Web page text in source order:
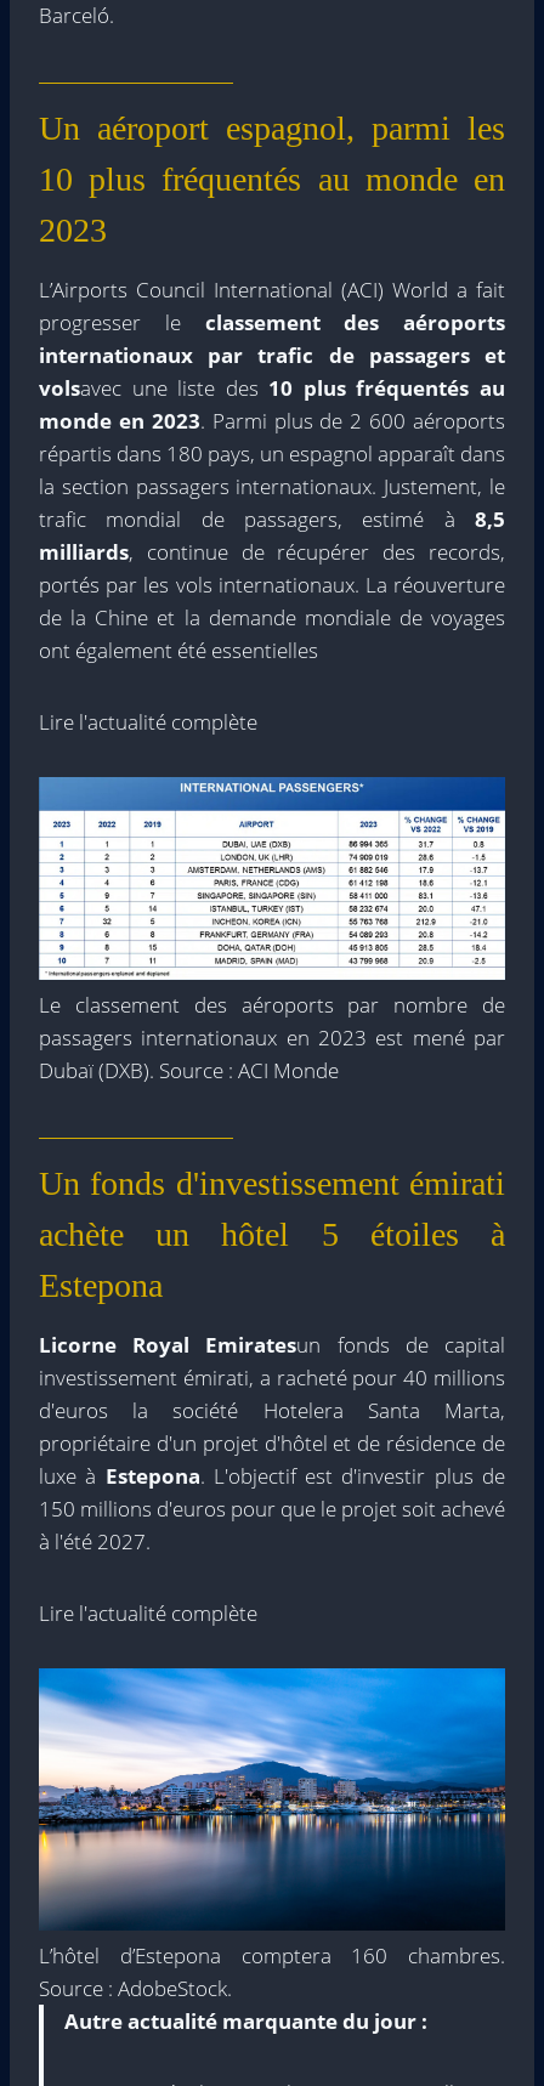
Barceló.
Un aéroport espagnol, parmi les
10 plus fréquentés au monde en
2023
L’Airports Council International (ACI) World a fait
progresser le classement des aéroports
internationaux par trafic de passagers et
volsavec une liste des 10 plus fréquentés au
monde en 2023. Parmi plus de 2 600 aéroports
répartis dans 180 pays, un espagnol apparaît dans
la section passagers internationaux. Justement, le
trafic mondial de passagers, estimé à 8,5
milliards, continue de récupérer des records,
portés par les vols internationaux. La réouverture
de la Chine et la demande mondiale de voyages
ont également été essentielles
Lire l'actualité complète
Le classement des aéroports par nombre de
passagers internationaux en 2023 est mené par
Dubaï (DXB). Source : ACI Monde
Un fonds d'investissement émirati
achète un hôtel 5 étoiles à
Estepona
Licorne Royal Emiratesun fonds de capital
investissement émirati, a racheté pour 40 millions
d'euros la société Hotelera Santa Marta,
propriétaire d'un projet d'hôtel et de résidence de
luxe à Estepona. L'objectif est d'investir plus de
150 millions d'euros pour que le projet soit achevé
à l'été 2027.
Lire l'actualité complète
L’hôtel d’Estepona comptera 160 chambres.
Source : AdobeStock.
Autre actualité marquante du jour :